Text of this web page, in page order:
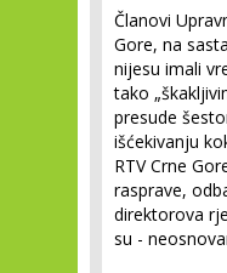
Članovi
Gore, na
nijesu imali
tako
presude
išćekivanju
RTV Crne
rasprave,
direktorova
su -